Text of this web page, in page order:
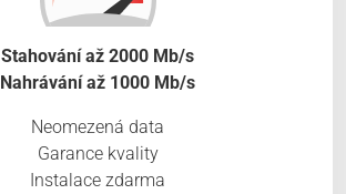
Stahování až 2000 Mb/s
Nahrávání až 1000 Mb/s
Neomezená data
Garance kvality
Instalace zdarma